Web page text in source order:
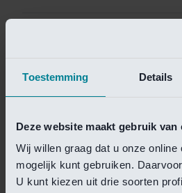
Toestemming Details
Deze website maakt gebruik van
Wij willen graag dat u onze online
mogelijk kunt gebruiken.
U kunt kiezen uit drie soorten
Helaas is deze